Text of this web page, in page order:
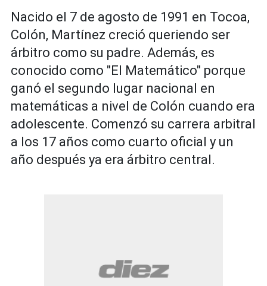
Nacido el 7 de agosto de 1991 en Tocoa,
Colón, Martínez creció queriendo ser
árbitro como su padre. Además, es
conocido como "El Matemático" porque
ganó el segundo lugar nacional en
matemáticas a nivel de Colón cuando era
adolescente. Comenzó su carrera arbitral
a los 17 años como cuarto oficial y un
año después ya era árbitro central.